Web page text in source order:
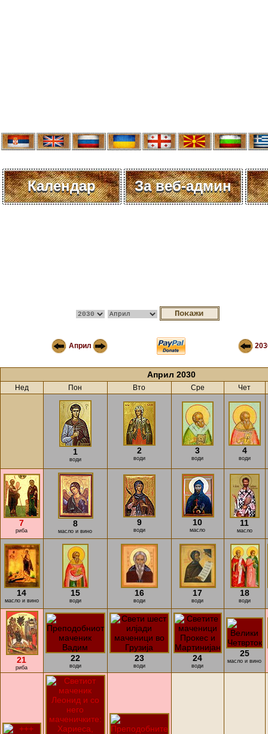
Календар За веб-админ
Април
Април 2030
Нед Пон Вто Сре Чет
1
води
2
води
3
води
4
води
7
риба
8
масло и вино
9
води
10
масло
11
масло
14
масло и вино
15
води
16
води
17
води
18
води
21
риба
22
води
23
води
24
води
25
масло и вино